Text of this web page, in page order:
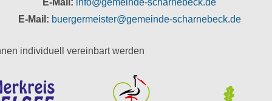
E-Mail: info@gemeinde-scharnebeck.de
E-Mail: buergermeister@gemeinde-scharnebeck.de
individuell vereinbart werden